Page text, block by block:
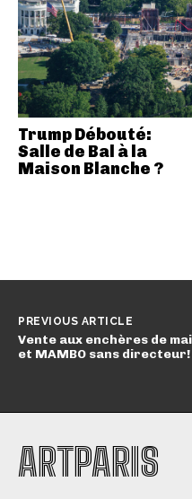
Trump Débouté:
Salle de Bal à la
Maison Blanche ?
PREVIOUS ARTICLE
Vente aux enchères de mai
et MAMBO sans directeur!
ARTPARIS